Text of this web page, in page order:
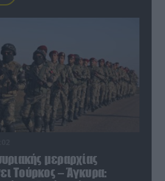
μεραρχίας
Τούρκος – Άγκυρα: